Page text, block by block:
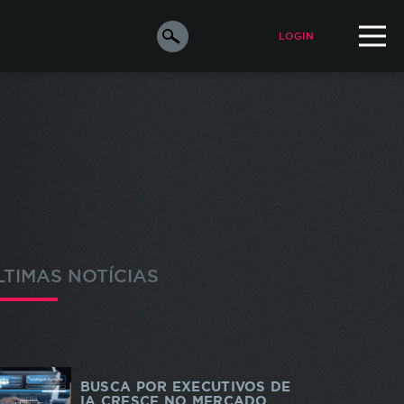
LOGIN
NOTÍCIAS
BUSCA POR EXECUTIVOS DE
IA CRESCE NO MERCADO